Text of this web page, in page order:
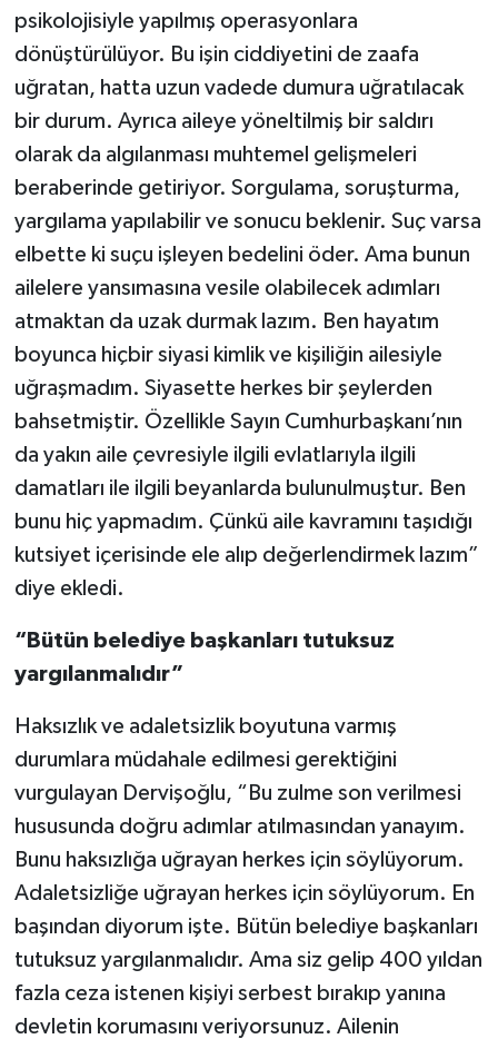
psikolojisiyle yapılmış operasyonlara
dönüştürülüyor. Bu işin ciddiyetini de zaafa
uğratan, hatta uzun vadede dumura uğratılacak
bir durum. Ayrıca aileye yöneltilmiş bir saldırı
olarak da algılanması muhtemel gelişmeleri
beraberinde getiriyor. Sorgulama, soruşturma,
yargılama yapılabilir ve sonucu beklenir. Suç varsa
elbette ki suçu işleyen bedelini öder. Ama bunun
ailelere yansımasına vesile olabilecek adımları
atmaktan da uzak durmak lazım. Ben hayatım
boyunca hiçbir siyasi kimlik ve kişiliğin ailesiyle
uğraşmadım. Siyasette herkes bir şeylerden
bahsetmiştir. Özellikle Sayın Cumhurbaşkanı’nın
da yakın aile çevresiyle ilgili evlatlarıyla ilgili
damatları ile ilgili beyanlarda bulunulmuştur. Ben
bunu hiç yapmadım. Çünkü aile kavramını taşıdığı
kutsiyet içerisinde ele alıp değerlendirmek lazım”
diye ekledi.
“Bütün belediye başkanları tutuksuz
yargılanmalıdır”
Haksızlık ve adaletsizlik boyutuna varmış
durumlara müdahale edilmesi gerektiğini
vurgulayan Dervişoğlu, “Bu zulme son verilmesi
hususunda doğru adımlar atılmasından yanayım.
Bunu haksızlığa uğrayan herkes için söylüyorum.
Adaletsizliğe uğrayan herkes için söylüyorum. En
başından diyorum işte. Bütün belediye başkanları
tutuksuz yargılanmalıdır. Ama siz gelip 400 yıldan
fazla ceza istenen kişiyi serbest bırakıp yanına
devletin korumasını veriyorsunuz. Ailenin